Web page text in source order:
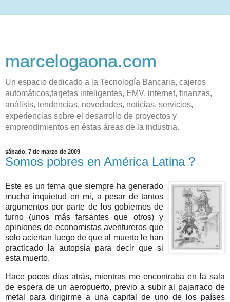
marcelogaona.com
Un espacio dedicado a la Tecnología Bancaria, cajeros
automáticos,tarjetas inteligentes, EMV, internet, finanzas,
análisis, tendencias, novedades, noticias, servicios,
experiencias sobre el desarrollo de proyectos y
emprendimientos en éstas áreas de la industria.
sábado, 7 de marzo de 2009
Somos pobres en América Latina ?
Este es un tema que siempre ha generado
mucha inquietud en mi, a pesar de tantos
argumentos por parte de los gobiernos de
turno (unos más farsantes que otros) y
opiniones de economistas aventureros que
solo aciertan luego de que al muerto le han
practicado la autopsia para decir que si
esta muerto.
Hace pocos días atrás, mientras me encontraba en la sala
de espera de un aeropuerto, previo a subir al pajarraco de
metal para dirigirme a una capital de uno de los países